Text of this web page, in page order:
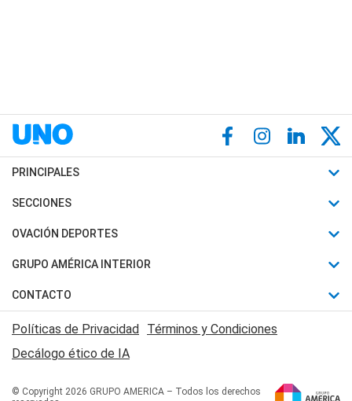
PRINCIPALES
Últimas Noticias
Política
Judiciales
Economia
SECCIONES
Horóscopo
Motores
Trucos caseros
Series y Películas
Edictos y Solicitadas
OVACIÓN DEPORTES
Fútbol
Mundial
Automovilismo
Rugby
Básquet
GRUPO AMÉRICA INTERIOR
Canal 7 en Vivo
San Juan 8
CONTACTO
Acerca de Nosotros
Contactanos
Políticas de Privacidad Términos y Condiciones
Decálogo ético de IA
© Copyright 2026 GRUPO AMERICA – Todos los derechos